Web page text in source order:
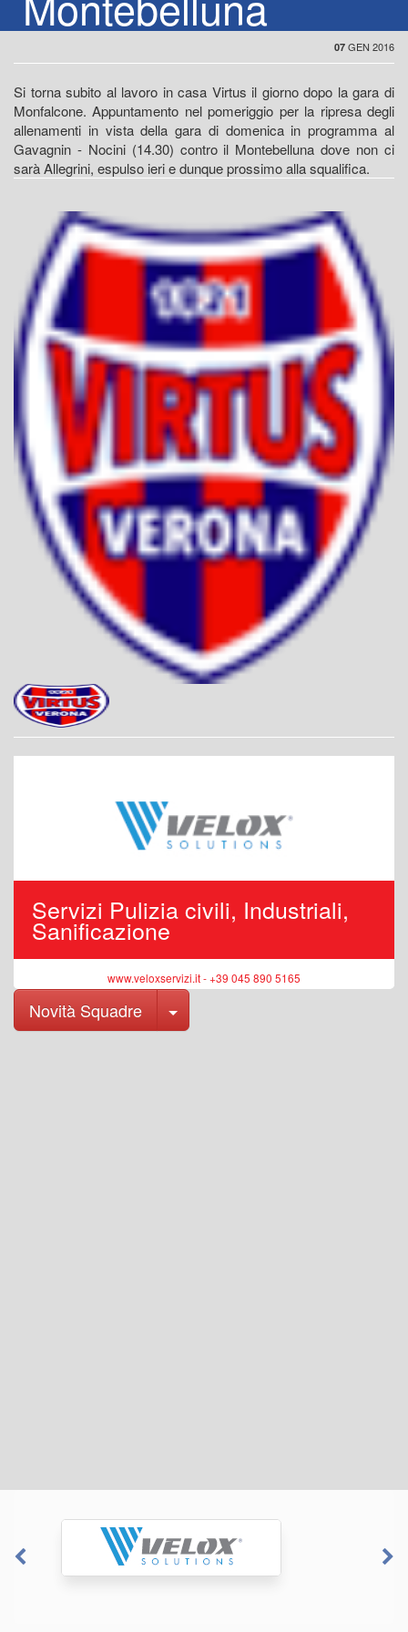
07 GEN 2016
Si torna subito al lavoro in casa Virtus il giorno dopo la gara di
Monfalcone. Appuntamento nel pomeriggio per la ripresa degli
allenamenti in vista della gara di domenica in programma al
Gavagnin - Nocini (14.30) contro il Montebelluna dove non ci
sarà Allegrini, espulso ieri e dunque prossimo alla squalifica.
Servizi Pulizia civili, Industriali,
Sanificazione
www.veloxservizi.it - +39 045 890 5165
Novità Squadre Toggle Dropdown